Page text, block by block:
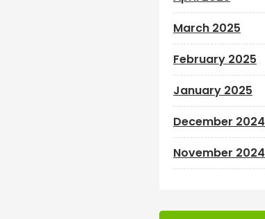
March 2025
February 2025
January 2025
December 2024
November 2024